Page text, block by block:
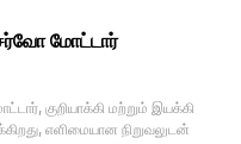
மோட்டார்
குறியாக்கி மற்றும் இயக்கி
எளிமையான நிறுவலுடன்